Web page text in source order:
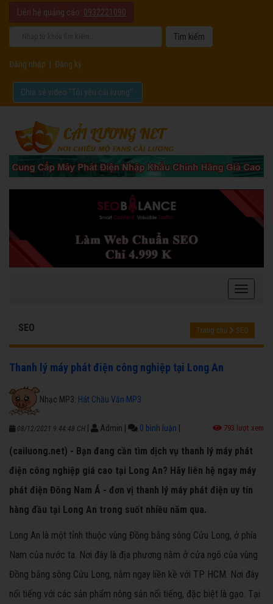
Liên hệ quảng cáo: 0932221090
Đăng nhập Đăng ký
Chia sẻ video "Tôi yêu cải lương".
SEO Trang chủ SEO
Thanh lý máy phát điện công nghiệp tại Long An
Nhạc MP3: Hát Chầu Văn MP3
08/12/2021 9:44:48 CH Admin 0 bình luận 793 lượt xem
(cailuong.net) - Bạn đang cần tìm dịch vụ thanh lý máy phát
điện công nghiệp giá cao tại Long An? Hãy liên hệ ngay máy
phát điện Đông Nam Á - đơn vị thanh lý máy phát điện uy tín
hàng đầu tại Long An trong suốt nhiều năm qua.
Long An là một tỉnh thuộc vùng Đồng bằng sông Cửu Long, ở phía
Nam của nước ta. Nơi đây là địa phương nằm ở cửa ngõ của vùng
Đồng bằng sông Cửu Long, nằm ngay liền kề với TP HCM. Nơi đây
nổi tiếng với các sản phẩm nông sản nổi tiếng, đặc biệt là gạo. Tại